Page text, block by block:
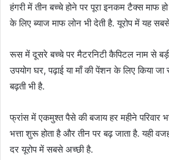
हंगरी में तीन बच्चे होने पर पूरा इनकम टैक्स माफ
के लिए ब्याज माफ लोन भी देती है. यूरोप में यह सबसे
रूस में दूसरे बच्चे पर मैटरनिटी कैपिटल नाम से
उपयोग घर, पढ़ाई या माँ की पेंशन के लिए किया
बढ़ती भी है.
फ्रांस में एकमुश्त पैसे की बजाय हर महीने परिवार
भत्ता शुरू होता है और तीन पर बढ़ जाता है. यही
दर यूरोप में सबसे अच्छी है.